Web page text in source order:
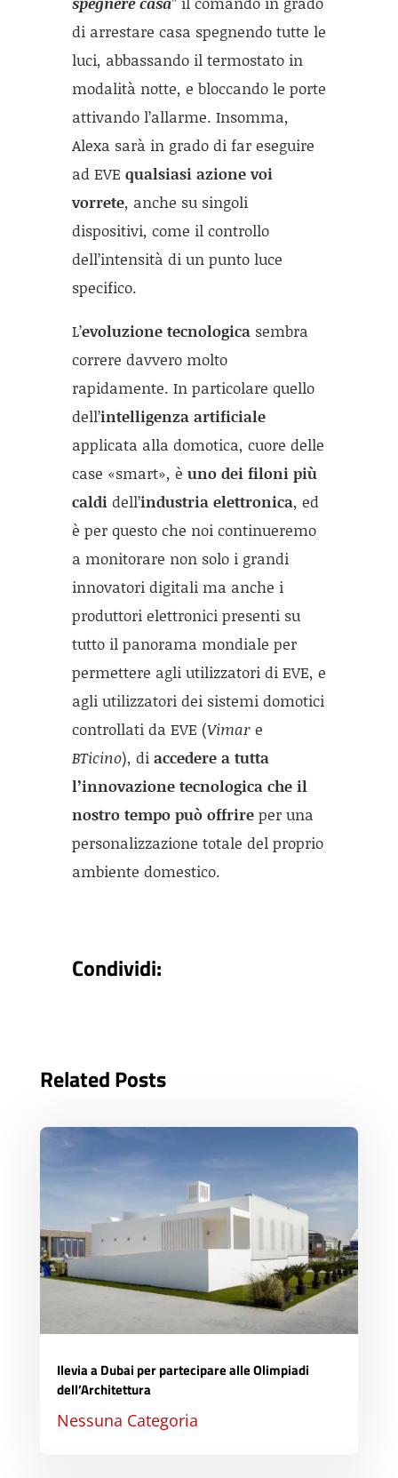
di arrestare casa spegnendo tutte le
luci, abbassando il termostato in
modalità notte, e bloccando le porte
attivando l’allarme. Insomma,
Alexa sarà in grado di far eseguire
ad EVE qualsiasi azione voi
vorrete, anche su singoli
dispositivi, come il controllo
dell’intensità di un punto luce
specifico.
L’evoluzione tecnologica sembra
correre davvero molto
rapidamente. In particolare quello
dell’intelligenza artificiale
applicata alla domotica, cuore delle
case «smart», è uno dei filoni più
caldi dell’industria elettronica, ed
è per questo che noi continueremo
a monitorare non solo i grandi
innovatori digitali ma anche i
produttori elettronici presenti su
tutto il panorama mondiale per
permettere agli utilizzatori di EVE, e
agli utilizzatori dei sistemi domotici
controllati da EVE (Vimare
BTicino), di accedere a tutta
l’innovazione tecnologica che il
nostro tempo può offrireper una
personalizzazione totale del proprio
ambiente domestico.
Condividi:
Related Posts
Ilevia a Dubai per partecipare alle Olimpiadi
dell’Architettura
Nessuna Categoria